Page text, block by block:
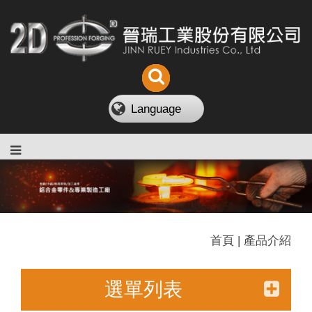
Language
首頁 | 產品介紹
選單列表